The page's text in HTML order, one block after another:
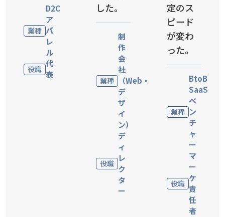
業種
D2C
ア
パ
レ
ル
役職
代
表
した。
業種
制
作
会
社
（Web・
デ
ザ
イ
ン）
役職
デ
ィ
レ
ク
タ
ー
定のス
ピード
が変わ
った。
業種
BtoB
SaaS
ベ
ン
チ
ャ
ー
役職
マ
ー
ケ
責
任
者